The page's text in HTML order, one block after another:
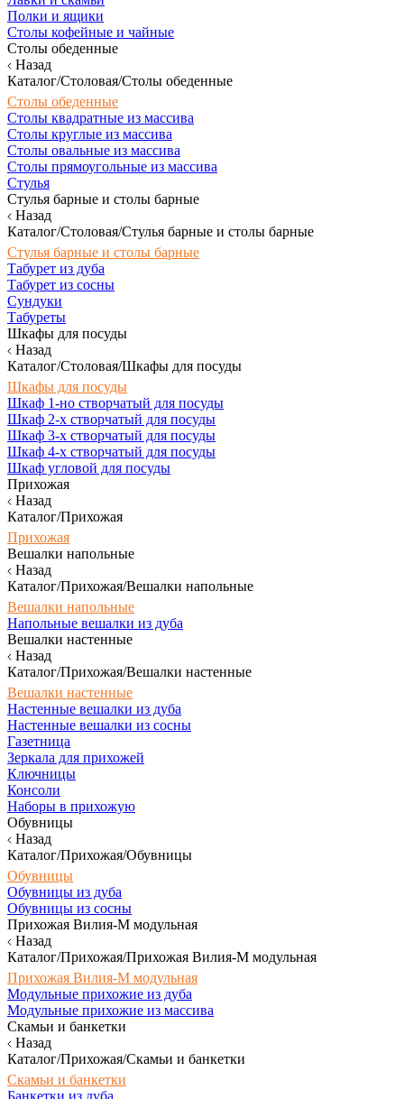
Полки и ящики
Столы кофейные и чайные
Столы обеденные
Назад
Каталог/Столовая/Столы обеденные
Столы обеденные
Столы квадратные из массива
Столы круглые из массива
Столы овальные из массива
Столы прямоугольные из массива
Стулья
Стулья барные и столы барные
Назад
Каталог/Столовая/Стулья барные и столы барные
Стулья барные и столы барные
Табурет из дуба
Табурет из сосны
Сундуки
Табуреты
Шкафы для посуды
Назад
Каталог/Столовая/Шкафы для посуды
Шкафы для посуды
Шкаф 1-но створчатый для посуды
Шкаф 2-х створчатый для посуды
Шкаф 3-х створчатый для посуды
Шкаф 4-х створчатый для посуды
Шкаф угловой для посуды
Прихожая
Назад
Каталог/Прихожая
Прихожая
Вешалки напольные
Назад
Каталог/Прихожая/Вешалки напольные
Вешалки напольные
Напольные вешалки из дуба
Вешалки настенные
Назад
Каталог/Прихожая/Вешалки настенные
Вешалки настенные
Настенные вешалки из дуба
Настенные вешалки из сосны
Газетница
Зеркала для прихожей
Ключницы
Консоли
Наборы в прихожую
Обувницы
Назад
Каталог/Прихожая/Обувницы
Обувницы
Обувницы из дуба
Обувницы из сосны
Прихожая Вилия-М модульная
Назад
Каталог/Прихожая/Прихожая Вилия-М модульная
Прихожая Вилия-М модульная
Модульные прихожие из дуба
Модульные прихожие из массива
Скамьи и банкетки
Назад
Каталог/Прихожая/Скамьи и банкетки
Скамьи и банкетки
Банкетки из дуба